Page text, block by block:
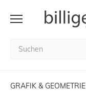
GRAFIK & GEOMETRIE